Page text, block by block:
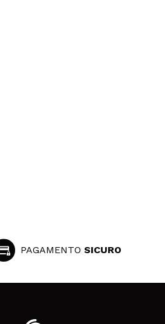
PAGAMENTO SICURO